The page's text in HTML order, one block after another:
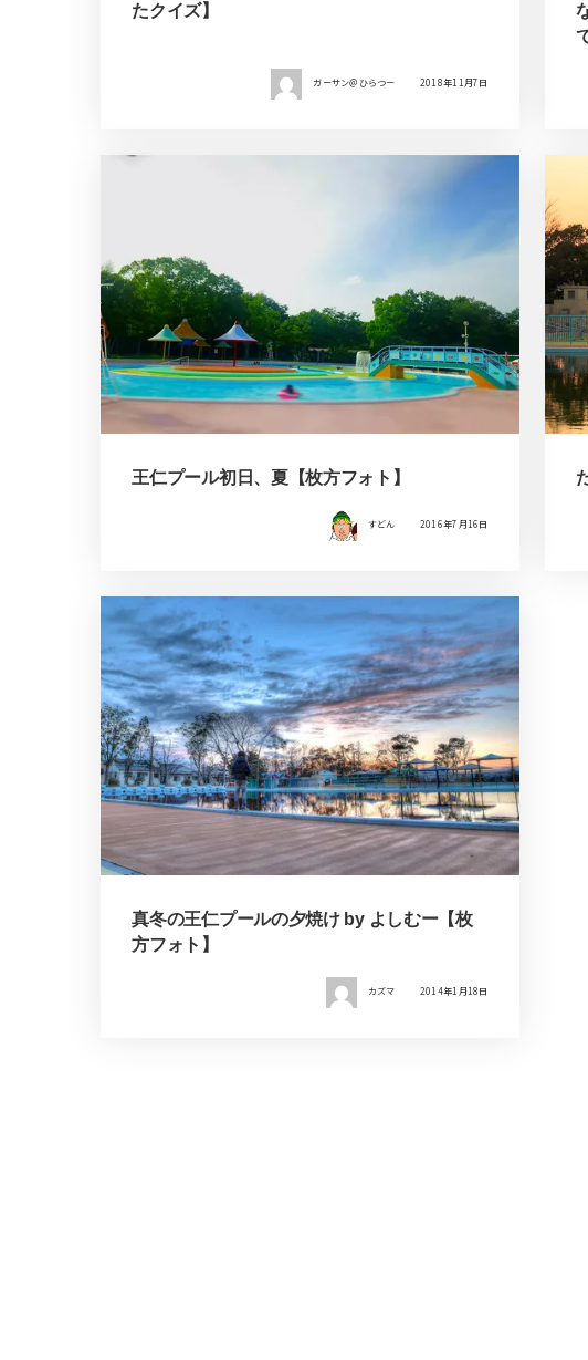
たクイズ】
ガーサン＠ひらつー 2018年11月7日
王仁プール初日、夏【枚方フォト】
すどん 2016年7月16日
真冬の王仁プールの夕焼け by よしむー【枚
方フォト】
カズマ 2014年1月18日